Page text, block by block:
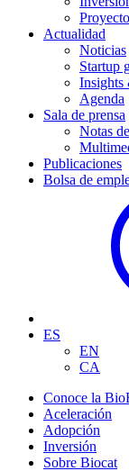
Actualidad
Noticias
Startup
Insights
Agenda
Sala de prensa
Notas
Publicaciones
Bolsa de
ES
EN
CA
Conoce la
Aceleración
Adopción
Inversión
Sobre Biocat